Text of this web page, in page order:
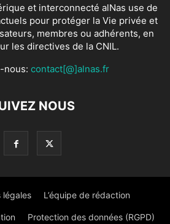
et interconnecté alNas use de
pour protéger la Vie privée et
membres ou adhérents, en
les directives de la CNIL.
nous: contact[@]alnas.fr
NOUS
légales L’équipe de rédaction
Protection des données (RGPD)